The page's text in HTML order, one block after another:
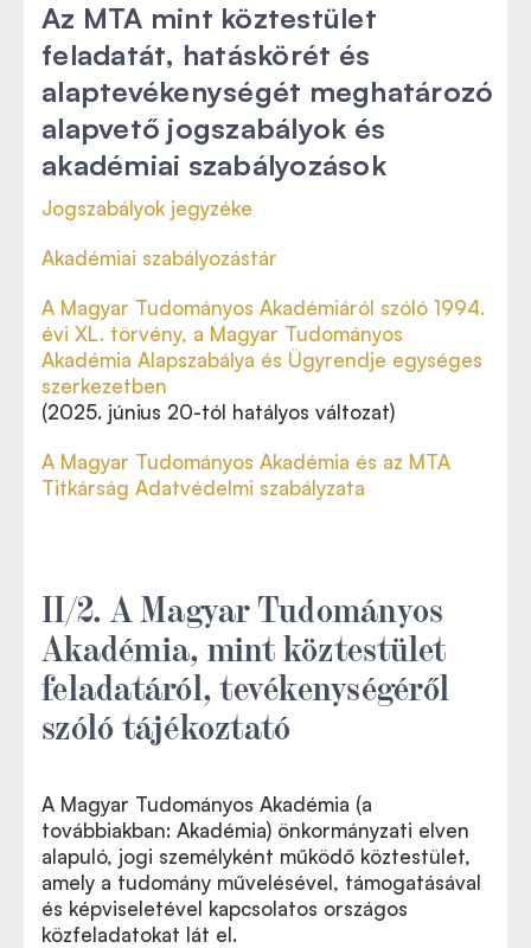
Az MTA mint köztestület
feladatát, hatáskörét és
alaptevékenységét meghatározó
alapvető jogszabályok és
akadémiai szabályozások
Jogszabályok jegyzéke
Akadémiai szabályozástár
A Magyar Tudományos Akadémiáról szóló 1994.
évi XL. törvény, a Magyar Tudományos
Akadémia Alapszabálya és Ügyrendje egységes
szerkezetben
(2025. június 20-tól hatályos változat)
A Magyar Tudományos Akadémia és az MTA
Titkárság Adatvédelmi szabályzata
II/2. A Magyar Tudományos
Akadémia, mint köztestület
feladatáról, tevékenységéről
szóló tájékoztató
A Magyar Tudományos Akadémia (a
továbbiakban: Akadémia) önkormányzati elven
alapuló, jogi személyként működő köztestület,
amely a tudomány művelésével, támogatásával
és képviseletével kapcsolatos országos
közfeladatokat lát el.